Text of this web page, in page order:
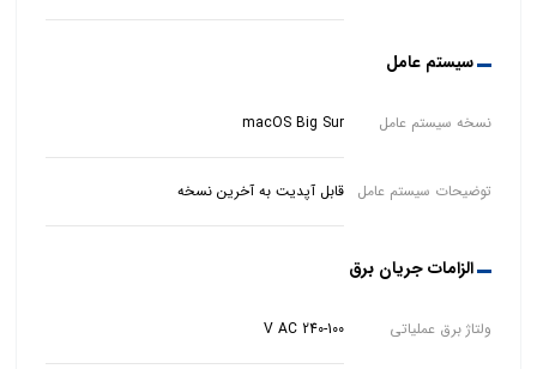
سیستم عامل
نسخه سیستم عامل macOS Big Sur
توضیحات سیستم عامل قابل آپدیت به آخرین نسخه
الزامات جریان برق
ولتاژ برق عملیاتی V AC 240-100